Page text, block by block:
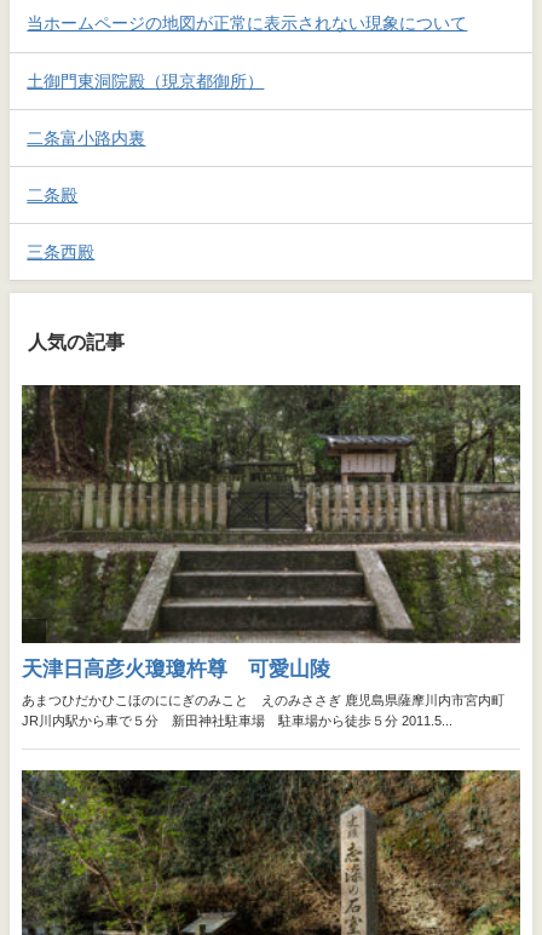
当ホームページの地図が正常に表示されない現象について
土御門東洞院殿（現京都御所）
二条富小路内裏
二条殿
三条西殿
人気の記事